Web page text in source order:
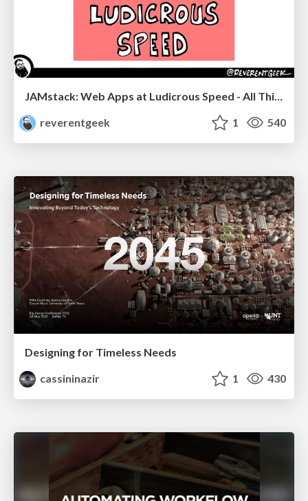
JAMstack: Web Apps at Ludicrous Speed - All Things Open 2022
reverentgeek
1 540
Designing for Timeless Needs
cassininazir
1 430